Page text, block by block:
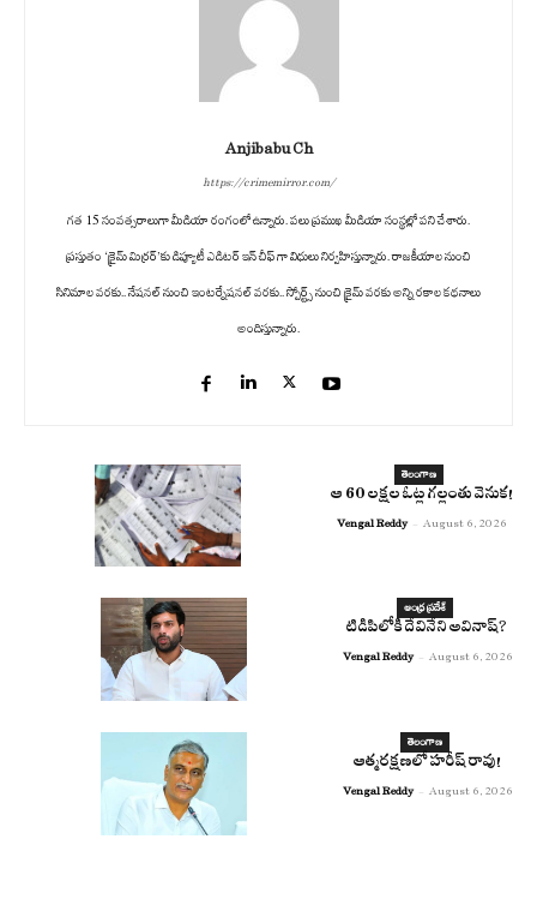
Anjibabu Ch
https://crimemirror.com/
గత 15 సంవత్సరాలుగా మీడియా రంగంలో ఉన్నారు. పలు ప్రముఖ మీడియా సంస్థల్లో పని చేశారు.
ప్రస్తుతం ‘క్రైమ్ మిర్రర్’కు డిప్యూటీ ఎడిటర్ ఇన్ చీఫ్ గా విధులు నిర్వహిస్తున్నారు. రాజకీయాల నుంచి
సినిమాల వరకు.. నేషనల్ నుంచి ఇంటర్నేషనల్ వరకు.. స్పోర్ట్స్ నుంచి క్రైమ్ వరకు అన్ని రకాల కథనాలు
అందిస్తున్నారు.
తెలంగాణ
ఆ 60 లక్షల ఓట్ల గల్లంతు వెనుక!
Vengal Reddy - August 6, 2026
ఆంధ్ర ప్రదేశ్
టిడిపిలోకి దేవినేని అవినాష్?
Vengal Reddy - August 6, 2026
తెలంగాణ
ఆత్మరక్షణలో హరీష్ రావు!
Vengal Reddy - August 6, 2026